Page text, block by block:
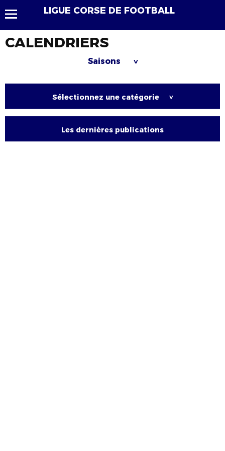
LIGUE CORSE DE FOOTBALL
CALENDRIERS
Saisons >
Sélectionnez une catégorie >
Les dernières publications